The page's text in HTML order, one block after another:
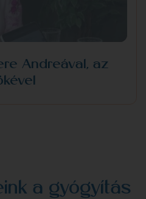
Andreával, az
a gyógyítás